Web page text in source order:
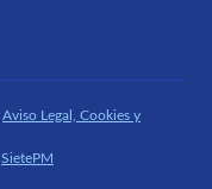
Aviso Legal, Cookies y
SietePM